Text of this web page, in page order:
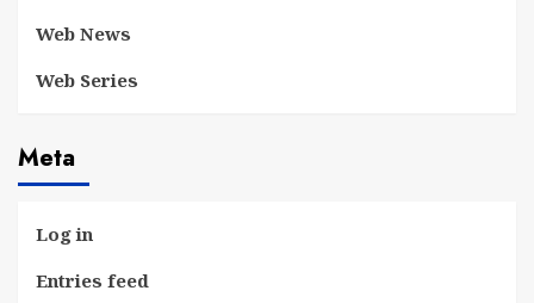
Web News
Web Series
Meta
Log in
Entries feed